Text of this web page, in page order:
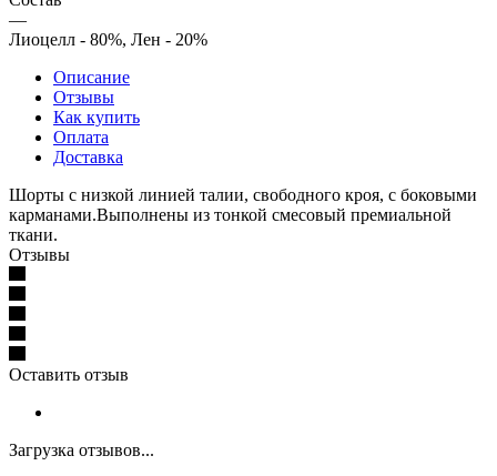
—
Лиоцелл - 80%, Лен - 20%
Описание
Отзывы
Как купить
Оплата
Доставка
Шорты с низкой линией талии, свободного кроя, с боковыми
карманами.Выполнены из тонкой смесовый премиальной
ткани.
Отзывы
Оставить отзыв
Загрузка отзывов...